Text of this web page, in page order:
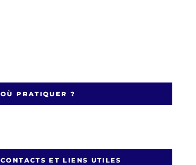
OÙ PRATIQUER ?
CONTACTS ET LIENS UTILES